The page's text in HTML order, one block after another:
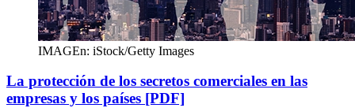
IMAGEn: iStock/Getty Images
La protección de los secretos comerciales en las
empresas y los países [PDF]